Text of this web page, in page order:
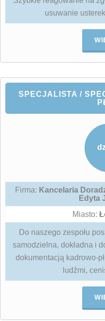
usuwanie
SPECJALISTA /
Firma: Kancelaria
Edyta
Miasto:
Do naszego zespołu
samodzielna, dokładna i
dokumentacją
ludźmi,